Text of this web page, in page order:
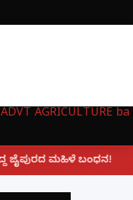
ADVT AGRICULTURE ba
| ಲಕ್ನೋ ಗೇಮಿಂಗ್